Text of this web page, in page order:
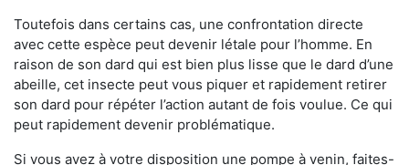
Toutefois dans certains cas, une confrontation directe
avec cette espèce peut devenir létale pour l’homme. En
raison de son dard qui est bien plus lisse que le dard d’une
abeille, cet insecte peut vous piquer et rapidement retirer
son dard pour répéter l’action autant de fois voulue. Ce qui
peut rapidement devenir problématique.
Si vous avez à votre disposition une pompe à venin, faites-